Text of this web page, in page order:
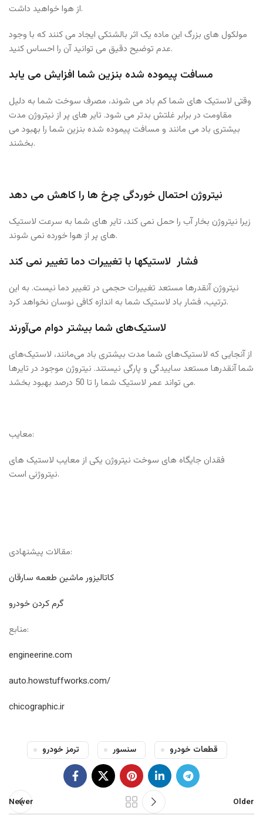
از هوا خواهید داشت.
مولکول های بزرگ این ماده یک اثر بالشتکی ایجاد می کنند که با وجود
عدم توضیح دقیق می توانید آن را احساس کنید.
مسافت پیموده شده بنزین شما افزایش می یابد
وقتی لاستیک های شما کم باد می شوند، مصرف سوخت شما به دلیل
مقاومت در برابر غلتش بدتر می شود. تایر های پر از نیتروژن مدت
بیشتری باد می مانند و مسافت پیموده شده بنزین شما را بهبود می
بخشند.
نیتروژن احتمال خوردگی چرخ ها را کاهش می دهد
زیرا نیتروژن بخار آب را حمل نمی کند، تایر های شما به سرعت لاستیک
های پر از هوا خورده نمی شوند.
فشار لاستیکها با تغییرات دما تغییر نمی کند
نیتروژن آنقدرها مستعد تغییرات حجمی در تغییر دما نیست. به این
ترتیب، فشار باد لاستیک شما به اندازه کافی نوسان نخواهد کرد.
لاستیک‌های شما بیشتر دوام می‌آورند
از آنجایی که لاستیک‌های شما مدت بیشتری باد می‌مانند، لاستیک‌های
شما آنقدرها مستعد ساییدگی و پارگی نیستند. نیتروژن موجود در تایرها
می تواند عمر لاستیک شما را تا 50 درصد بهبود بخشد.
معایب:
فقدان جایگاه های سوخت نیتروژن یکی از معایب لاستیک های
نیتروژنی است.
مقالات پیشنهادی:
کاتالیزور ماشین طعمه سارقان
گرم کردن خودرو
منابع:
engineerine.com
auto.howstuffworks.com/
chicographic.ir
ترمز خودرو سنسور قطعات خودرو
Newer Older